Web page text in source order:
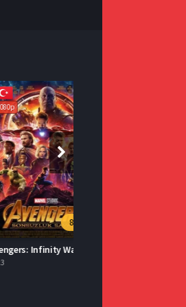
8.4
Avengers: Infinity War İzle Türkçe